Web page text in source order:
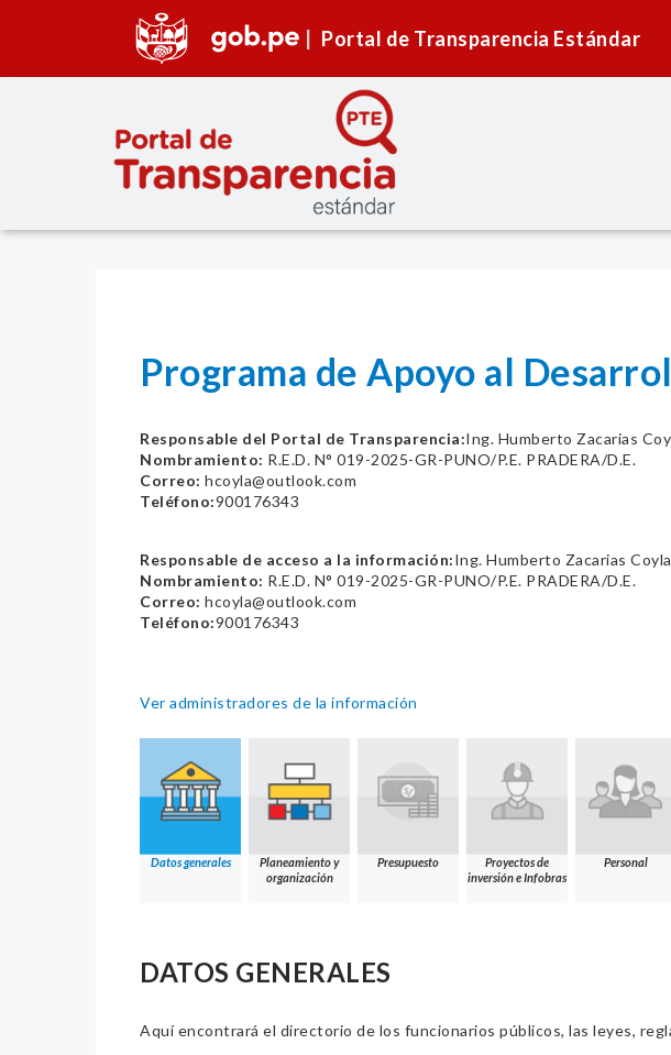
Portal de Transparencia Estándar
Programa de Apoyo al
Responsable del Portal de Transparencia:Ing. Humberto Zacarias
Nombramiento: R.E.D. N° 019-2025-GR-PUNO/P.E. PRADERA/D.E.
Correo: hcoyla@outlook.com
Teléfono:900176343
Responsable de acceso a la información:Ing. Humberto Zacarias
Nombramiento: R.E.D. N° 019-2025-GR-PUNO/P.E. PRADERA/D.E.
Correo: hcoyla@outlook.com
Teléfono:900176343
Ver administradores de la información
Datos generales
Planeamiento y
organización
Presupuesto
Proyectos de
inversión e Infobras
Personal
DATOS GENERALES
Aquí encontrará el directorio de los funcionarios públicos, las leyes,